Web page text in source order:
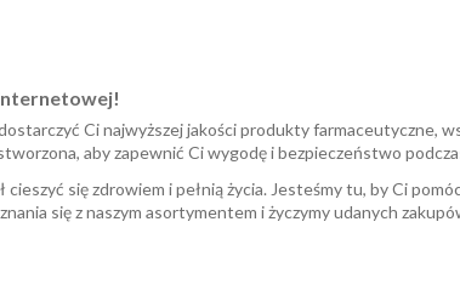
Ci najwyższej jakości produkty farmaceutyczne,
aby zapewnić Ci wygodę i bezpieczeństwo
cieszyć się zdrowiem i pełnią życia. Jesteśmy tu, by Ci
się z naszym asortymentem i życzymy udanych